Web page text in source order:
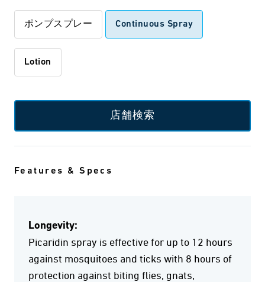
ポンプスプレー Continuous Spray
Lotion
店舗検索
Features & Specs
Longevity:
Picaridin spray is effective for up to 12 hours
against mosquitoes and ticks with 8 hours of
protection against biting flies, gnats,